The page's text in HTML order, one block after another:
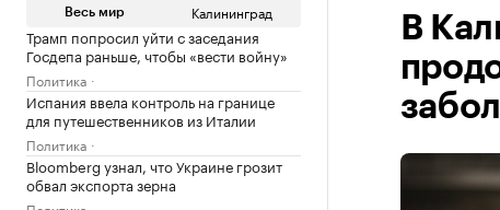
Весь мир Калининград
Трамп попросил уйти с заседания
Госдепа раньше, чтобы «вести войну»
Политика
Испания ввела контроль на границе
для путешественников из Италии
Политика
Bloomberg узнал, что Украине грозит
обвал экспорта зерна
В